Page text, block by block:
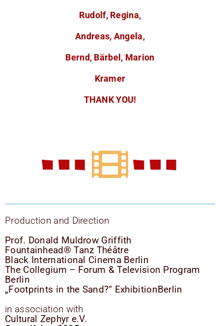
Rudolf, Regina,
Andreas, Angela,
Bernd, Bärbel, Marion
Kramer
THANK YOU!
Production and Direction
Prof. Donald Muldrow Griffith
Fountainhead® Tanz Théâtre
Black International Cinema Berlin
The Collegium – Forum & Television Program
Berlin
„Footprints in the Sand?“ ExhibitionBerlin
in association with
Cultural Zephyr e.V.